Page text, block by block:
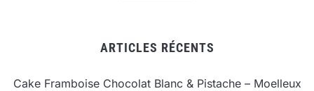
ARTICLES RÉCENTS
Cake Framboise Chocolat Blanc & Pistache – Moelleux